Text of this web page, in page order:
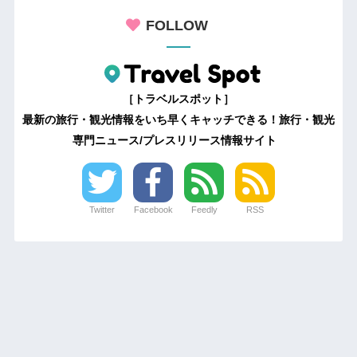
FOLLOW
［トラベルスポット］
最新の旅行・観光情報をいち早くキャッチできる！旅行・観光
専門ニュース/プレスリリース情報サイト
Twitter Facebook Feedly RSS